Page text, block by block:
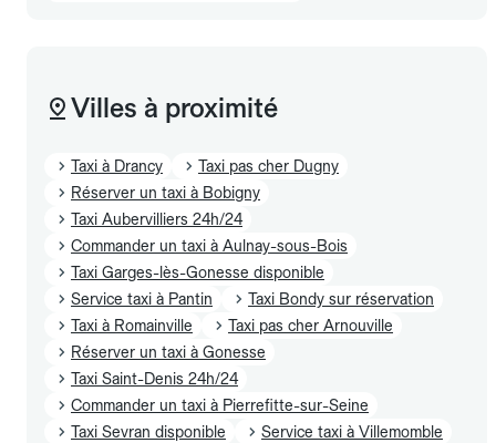
Villes à proximité
Taxi à Drancy
Taxi pas cher Dugny
Réserver un taxi à Bobigny
Taxi Aubervilliers 24h/24
Commander un taxi à Aulnay-sous-Bois
Taxi Garges-lès-Gonesse disponible
Service taxi à Pantin
Taxi Bondy sur réservation
Taxi à Romainville
Taxi pas cher Arnouville
Réserver un taxi à Gonesse
Taxi Saint-Denis 24h/24
Commander un taxi à Pierrefitte-sur-Seine
Taxi Sevran disponible
Service taxi à Villemomble